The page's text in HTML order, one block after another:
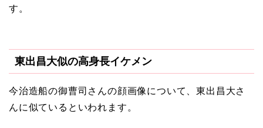
す。
東出昌大似の高身長イケメン
今治造船の御曹司さんの顔画像について、東出昌大さ
んに似ているといわれます。